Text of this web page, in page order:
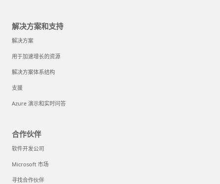
解决方案和支持
解决方案
用于加速增长的资源
解决方案体系结构
支援
Azure 演示和实时问答
合作伙伴
软件开发公司
Microsoft 市场
寻找合作伙伴